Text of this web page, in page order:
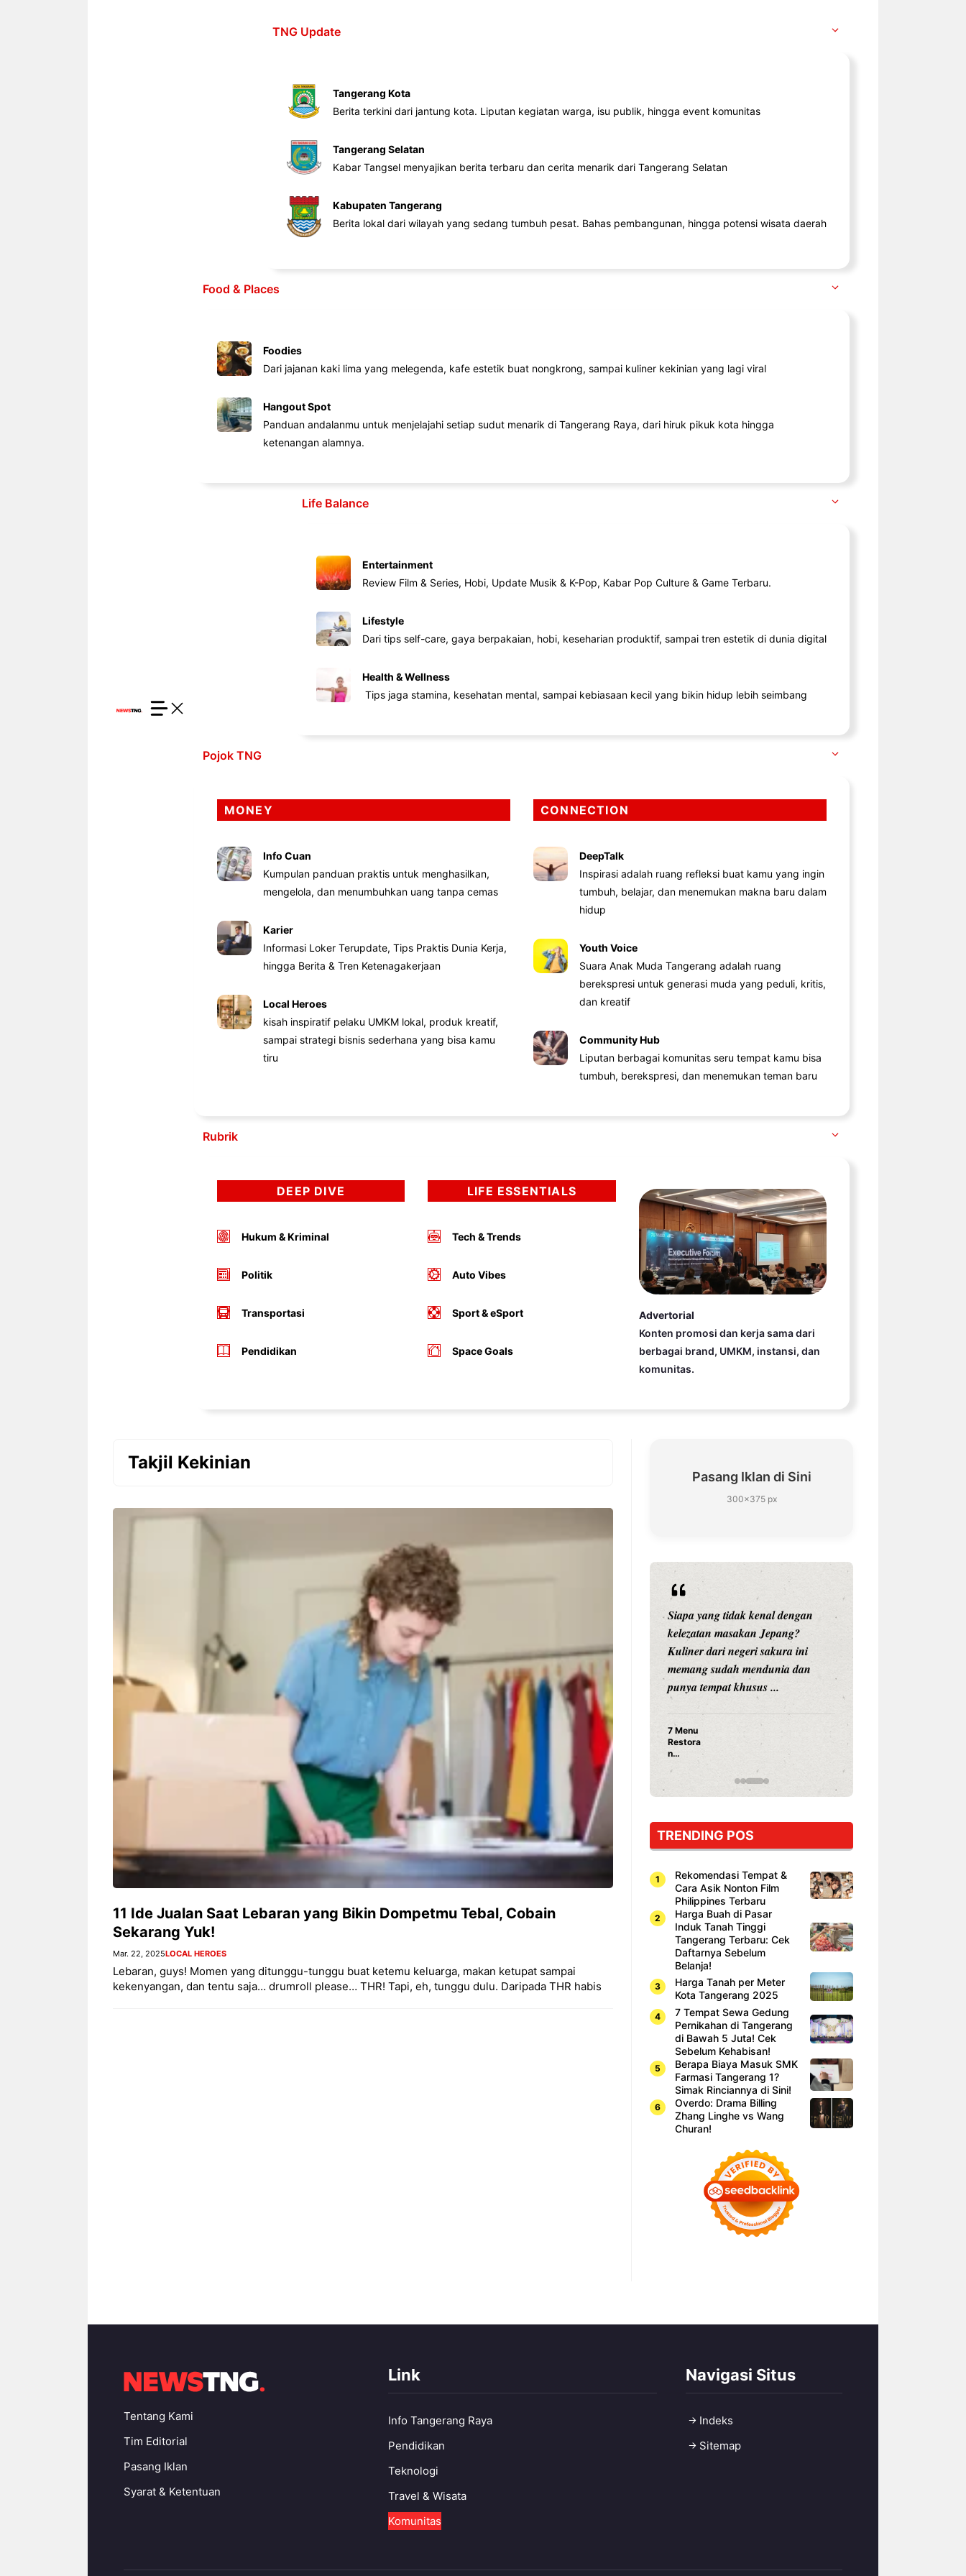
TNG Update
Tangerang Kota
Berita terkini dari jantung kota. Liputan kegiatan warga, isu publik, hingga event komunitas
Tangerang Selatan
Kabar Tangsel menyajikan berita terbaru dan cerita menarik dari Tangerang Selatan
Kabupaten Tangerang
Berita lokal dari wilayah yang sedang tumbuh pesat. Bahas pembangunan, hingga potensi wisata daerah
Food & Places
Foodies
Dari jajanan kaki lima yang melegenda, kafe estetik buat nongkrong, sampai kuliner kekinian yang lagi viral
Hangout Spot
Panduan andalanmu untuk menjelajahi setiap sudut menarik di Tangerang Raya, dari hiruk pikuk kota hingga
ketenangan alamnya.
Life Balance
Entertainment
Review Film & Series, Hobi, Update Musik & K-Pop, Kabar Pop Culture & Game Terbaru.
Lifestyle
Dari tips self-care, gaya berpakaian, hobi, keseharian produktif, sampai tren estetik di dunia digital
Health & Wellness
Tips jaga stamina, kesehatan mental, sampai kebiasaan kecil yang bikin hidup lebih seimbang
Pojok TNG
MONEY
Info Cuan
Kumpulan panduan praktis untuk menghasilkan,
mengelola, dan menumbuhkan uang tanpa cemas
Karier
Informasi Loker Terupdate, Tips Praktis Dunia Kerja,
hingga Berita & Tren Ketenagakerjaan
Local Heroes
kisah inspiratif pelaku UMKM lokal, produk kreatif,
sampai strategi bisnis sederhana yang bisa kamu
tiru
CONNECTION
DeepTalk
Inspirasi adalah ruang refleksi buat kamu yang ingin
tumbuh, belajar, dan menemukan makna baru dalam
hidup
Youth Voice
Suara Anak Muda Tangerang adalah ruang
berekspresi untuk generasi muda yang peduli, kritis,
dan kreatif
Community Hub
Liputan berbagai komunitas seru tempat kamu bisa
tumbuh, berekspresi, dan menemukan teman baru
Rubrik
DEEP DIVE
Hukum & Kriminal
Politik
Transportasi
Pendidikan
LIFE ESSENTIALS
Tech & Trends
Auto Vibes
Sport & eSport
Space Goals
Advertorial
Konten promosi dan kerja sama dari
berbagai brand, UMKM, instansi, dan
komunitas.
Takjil Kekinian
11 Ide Jualan Saat Lebaran yang Bikin Dompetmu Tebal, Cobain
Sekarang Yuk!
Mar. 22, 2025LOCAL HEROES
Lebaran, guys! Momen yang ditunggu-tunggu buat ketemu keluarga, makan ketupat sampai
kekenyangan, dan tentu saja… drumroll please… THR! Tapi, eh, tunggu dulu. Daripada THR habis
Pasang Iklan di Sini
300×375 px
Mami Bikin Nagih!
Bandung – Menyambut pergantian
tahun 2026, restoran all you can
eat Kakkoii All You Can Eat
Bandung menghadirkan
penawaran spesial ...
Sambut 2026, Kakkoii
Bandung Hadirkan Pesta All
You Can Eat Mulai Rp
145.000
Pernah gak sih kamu mulai
iseng, eh ternyata malah jadi
peluang bisnis yang
menguntungkan? Nah, itulah ...
Dari Iseng Jadi Cuan: Kisah
TUM_ATUL yang Ubah
Hampers Jadi Bisnis Kece
Siapa yang tidak kenal dengan
kelezatan masakan Jepang?
Kuliner dari negeri sakura ini
memang sudah mendunia dan
punya tempat khusus ...
7 Menu
Restora
n
yang
Dicoba,
Cuma
Sushi!
TRENDING POS
Rekomendasi Tempat &
Cara Asik Nonton Film
Philippines Terbaru
Harga Buah di Pasar
Induk Tanah Tinggi
Tangerang Terbaru: Cek
Daftarnya Sebelum
Belanja!
Harga Tanah per Meter
Kota Tangerang 2025
7 Tempat Sewa Gedung
Pernikahan di Tangerang
di Bawah 5 Juta! Cek
Sebelum Kehabisan!
Berapa Biaya Masuk SMK
Farmasi Tangerang 1?
Simak Rinciannya di Sini!
Overdo: Drama Billing
Zhang Linghe vs Wang
Churan!
Tentang Kami
Tim Editorial
Pasang Iklan
Syarat & Ketentuan
Link
Info Tangerang Raya
Pendidikan
Teknologi
Travel & Wisata
Komunitas
Navigasi Situs
Indeks
Sitemap